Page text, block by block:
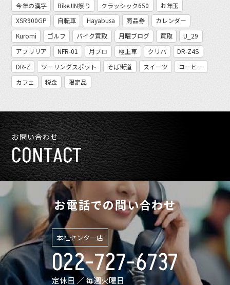
今年の漢字
BikeJIN祭り クラッシック650
お年玉
XSR900GP
自転車 Hayabusa 商品券
カレンダー
Kuromi
ゴルフ バイク買取 月曜ブログ 買取
U_29
アプリリア
NFR-01 月ブロ 極上車 クリパ
DR-Z4S
DR-Z
ツーリングスポット そば街道 スイーツ
コーヒー
カフェ
税金 限定品
お問い合わせ
CONTACT
お電話での問い合わせ
本社センター店
022-727-6737
定休日 ／ 毎週火曜日